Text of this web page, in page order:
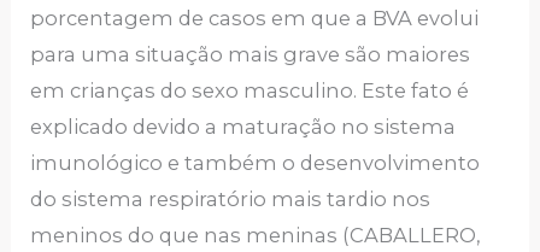
porcentagem de casos em que a BVA evolui
para uma situação mais grave são maiores
em crianças do sexo masculino. Este fato é
explicado devido a maturação no sistema
imunológico e também o desenvolvimento
do sistema respiratório mais tardio nos
meninos do que nas meninas (CABALLERO,